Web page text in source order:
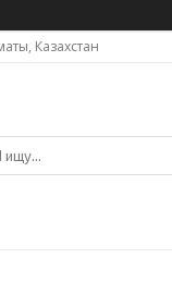
Казахстан